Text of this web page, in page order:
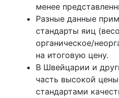
менее
Разные данные
стандарты яиц
органическое/
на итоговую цену.
В Швейцарии и
часть высокой
стандартами